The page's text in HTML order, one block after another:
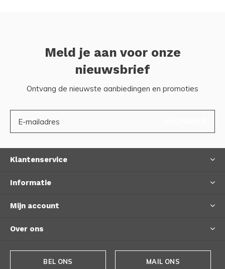
Meld je aan voor onze
nieuwsbrief
Ontvang de nieuwste aanbiedingen en promoties
Klantenservice
Informatie
Mijn account
Over ons
BEL ONS MAIL ONS